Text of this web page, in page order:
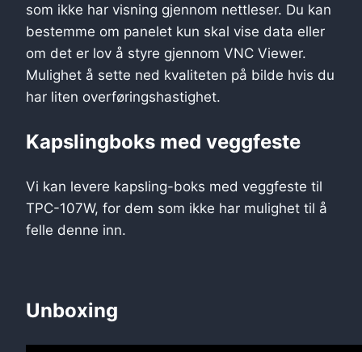
som ikke har visning gjennom nettleser. Du kan
bestemme om panelet kun skal vise data eller
om det er lov å styre gjennom VNC Viewer.
Mulighet å sette ned kvaliteten på bilde hvis du
har liten overføringshastighet.
Kapslingboks med veggfeste
Vi kan levere kapsling-boks med veggfeste til
TPC-107W, for dem som ikke har mulighet til å
felle denne inn.
Unboxing